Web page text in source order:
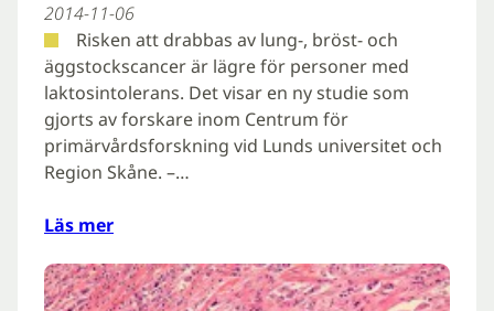
2014-11-06
Risken att drabbas av lung-, bröst- och
äggstockscancer är lägre för personer med
laktosintolerans. Det visar en ny studie som
gjorts av forskare inom Centrum för
primärvårdsforskning vid Lunds universitet och
Region Skåne. –…
Läs mer